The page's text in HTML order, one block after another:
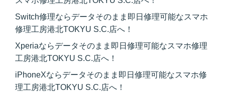
Switch修理ならデータそのまま即日修理可能なスマホ
修理工房港北TOKYU S.C.店へ！
Xperiaならデータそのまま即日修理可能なスマホ修理
工房港北TOKYU S.C.店へ！
iPhoneXならデータそのまま即日修理可能なスマホ修
理工房港北TOKYU S.C.店へ！